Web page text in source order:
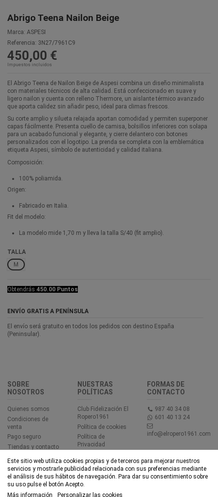
Abrigo Teena Nailon Beige
Marca: ASPESI
Referencia: 3N27/7961C9
450,00 €
Impuestos incluidos
El Abrigo Teena de Nailon Beige de Aspesi combina un diseño minimalista
con materiales técnicos de alta calidad. Está confeccionado en suave y
ligero nailon y cuenta con relleno Thermore, un aislante térmico avanzado
que aporta calidez sin añadir peso, ideal para climas frescos.
Su corte amplio y silueta relajada aportan comodidad y permiten superponer
capas fácilmente. Presenta cuello de camisa, bolsillos inferiores con solapa
para un acabado funcional y elegante, y cierre delantero con botones
personalizados con el logotipo. La prenda se completa con la emblemática
etiqueta Aspesi, símbolo de autenticidad y calidad italiana.
Composición:
100% poliamida.
Origen:
Fabricado en Italia.
Fit del modelo:
La modelo mide 1,70 m y lleva la talla S/40 (fit amplio).
TALLA
M
Obtendrás 450.00 Puntos
ENVÍO GRATIS A PENÍNSULA
El envío será gratuito en todos los pedidos con destino España
(Peninsular).
SOBRE
NOSOTROS
Quienes somos
Condiciones de
venta
Pago seguro
Tiendas y contacto
NUESTRAS
POLÍTICAS
Club Fidelización El
Ropero1961
Política de cookies
Política de
Privacidad
Accesibilidad
FORMAS DE
CONTACTO
987 40 34 08
601 40 13 24
info@elropero1961.com
Este sitio web utiliza cookies propias y de terceros para mejorar nuestros
servicios y mostrarle publicidad relacionada con sus preferencias mediante
el análisis de sus hábitos de navegación. Para dar su consentimiento sobre
su uso pulse el botón Acepto.
Más información
Personalizar las cookies
© EL ROPERO 1961 - Todos los derechos reservados - Powered by